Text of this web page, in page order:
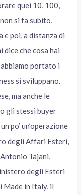
quei 10, 100,
si fa subito,
e poi, a distanza di
dice che cosa hai
portato i
si sviluppano.
ma anche le
gli stessi buyer
po’ un’operazione
degli Affari Esteri,
Tajani,
degli Esteri
Made in Italy, il